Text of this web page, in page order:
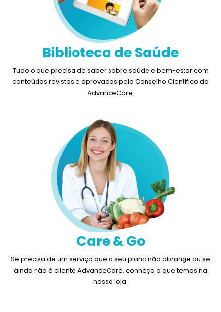
Biblioteca de Saúde
Tudo o que precisa de saber sobre saúde e bem-estar com
conteúdos revistos e aprovados pelo Conselho Científico da
AdvanceCare.
Care & Go
Se precisa de um serviço que o seu plano não abrange ou se
ainda não é cliente AdvanceCare, conheça o que temos na
nossa loja.